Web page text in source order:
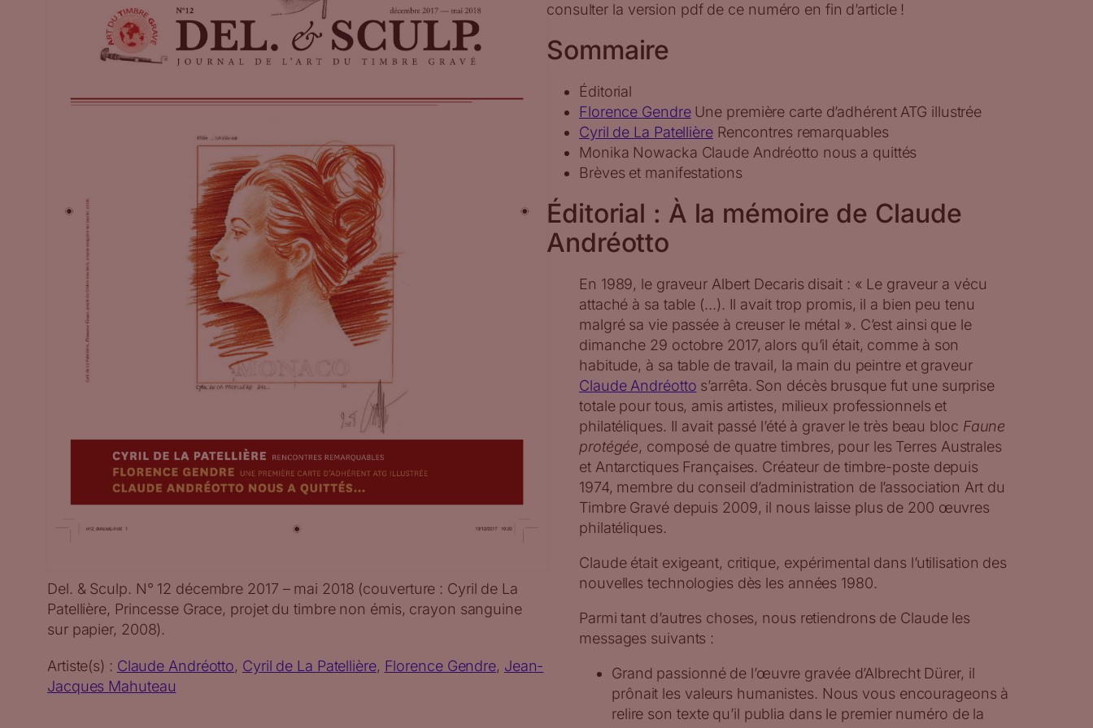
Del. & Sculp. N° 12 décembre 2017 – mai 2018 (couverture : Cyril de La
Patellière, Princesse Grace, projet du timbre non émis, crayon sanguine
sur papier, 2008).
Artiste(s) : Claude Andréotto, Cyril de La Patellière, Florence Gendre, Jean-
Jacques Mahuteau
consulter la version pdf de ce numéro en fin d’article !
Sommaire
Éditorial
Florence GendreUne première carte d’adhérent ATG illustrée
Cyril de La PatellièreRencontres remarquables
Monika Nowacka Claude Andréotto nous a quittés
Brèves et manifestations
Éditorial : À la mémoire de Claude
Andréotto
En 1989, le graveur Albert Decaris disait : « Le graveur a vécu
attaché à sa table (…). Il avait trop promis, il a bien peu tenu
malgré sa vie passée à creuser le métal ». C’est ainsi que le
dimanche 29 octobre 2017, alors qu’il était, comme à son
habitude, à sa table de travail, la main du peintre et graveur
Claude Andréotto s’arrêta. Son décès brusque fut une surprise
totale pour tous, amis artistes, milieux professionnels et
philatéliques. Il avait passé l’été à graver le très beau bloc Faune
protégée, composé de quatre timbres, pour les Terres Australes
et Antarctiques Françaises. Créateur de timbre-poste depuis
1974, membre du conseil d’administration de l’association Art du
Timbre Gravé depuis 2009, il nous laisse plus de 200 œuvres
philatéliques.
Claude était exigeant, critique, expérimental dans l’utilisation des
nouvelles technologies dès les années 1980.
Parmi tant d’autres choses, nous retiendrons de Claude les
messages suivants :
Grand passionné de l’œuvre gravée d’Albrecht Dürer, il
prônait les valeurs humanistes. Nous vous encourageons à
relire son texte qu’il publia dans le premier numéro de la